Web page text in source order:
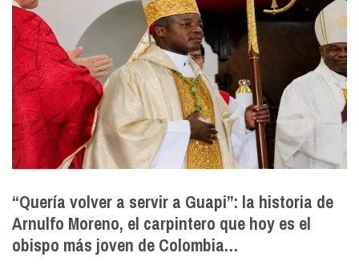
“Quería volver a servir a Guapi”: la historia de
Arnulfo Moreno, el carpintero que hoy es el
obispo más joven de Colombia…